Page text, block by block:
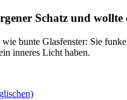
Schatz und
bunte Glasfenster: Sie
inneres Licht haben.